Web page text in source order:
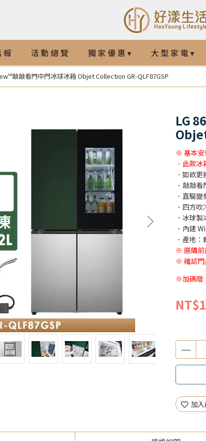
報 活 動 總 覽 獨 家 優 惠 ▾ 大 型 家 電 ▾
敲敲看門中門冰球冰箱 Objet Collection GR-QLF87GSP
LG
※ 基本安
．此款
．如欲
．敲敲
．直驅
．四方
．冰球
．內建
．產地：
※ 選購前
※ 確認門
※加碼贈
加